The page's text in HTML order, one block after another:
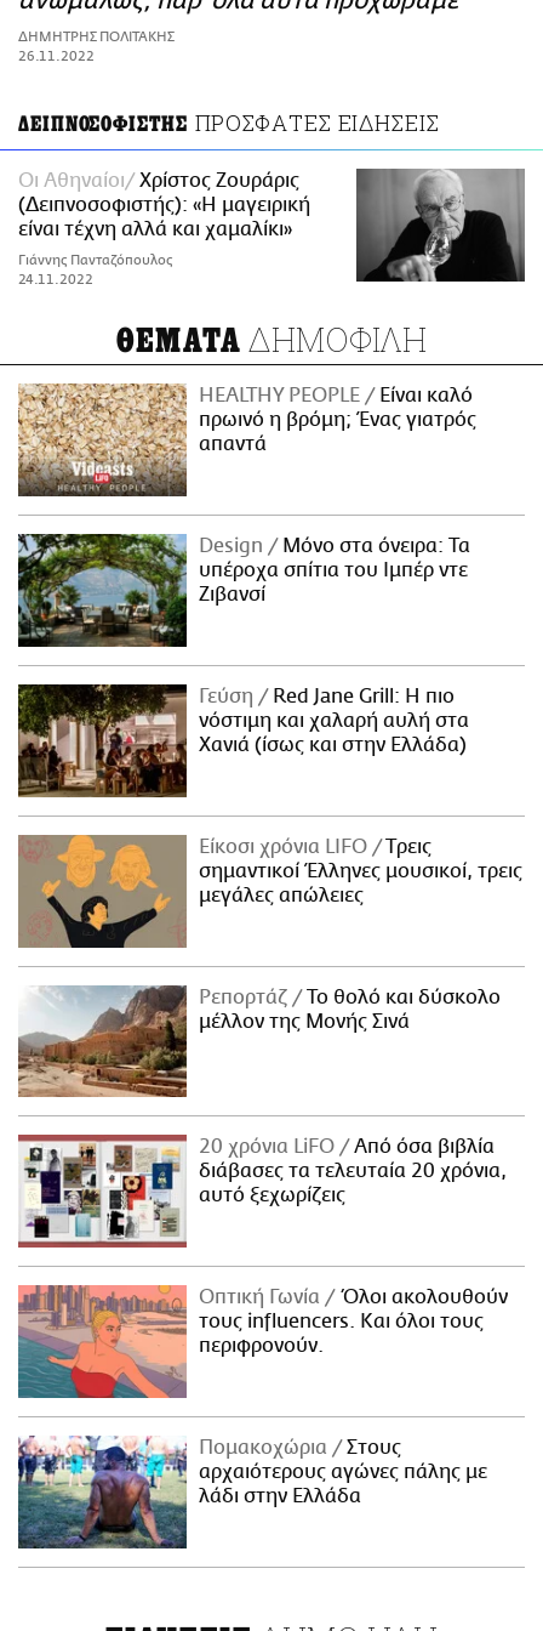
ΑΜΠΑ
PRINT
ΔΗΜΗΤΡΗΣ ΠΟΛΙΤΑΚΗΣ
26.11.2022
ΔΕΙΠΝΟΣΟΦΙΣΤΗΣ ΠΡΟΣΦΑΤΕΣ ΕΙΔΗΣΕΙΣ
Οι Αθηναίοι
Χρίστος Ζουράρις
(Δειπνοσοφιστής): «Η μαγειρική
είναι τέχνη αλλά και χαμαλίκι»
Γιάννης Πανταζόπουλος
24.11.2022
ΘΕΜΑΤΑ ΔΗΜΟΦΙΛΗ
HEALTHY PEOPLE
Είναι καλό
πρωινό η βρόμη; Ένας γιατρός
απαντά
Design
Μόνο στα όνειρα: Τα
υπέροχα σπίτια του Ιμπέρ ντε
Ζιβανσί
Γεύση
Red Jane Grill: Η πιο
νόστιμη και χαλαρή αυλή στα
Χανιά (ίσως και στην Ελλάδα)
Είκοσι χρόνια LIFO
Tρεις
σημαντικοί Έλληνες μουσικοί, τρεις
μεγάλες απώλειες
Ρεπορτάζ
Το θολό και δύσκολο
μέλλον της Μονής Σινά
20 χρόνια LiFO
Από όσα βιβλία
διάβασες τα τελευταία 20 χρόνια,
αυτό ξεχωρίζεις
Οπτική Γωνία
Όλοι ακολουθούν
τους influencers. Και όλοι τους
περιφρονούν.
Πομακοχώρια
Στους
αρχαιότερους αγώνες πάλης με
λάδι στην Ελλάδα